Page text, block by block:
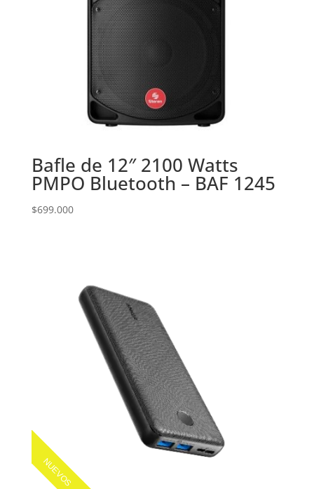
Bafle de 12″ 2100 Watts
PMPO Bluetooth – BAF 1245
$699.000
NUEVOS